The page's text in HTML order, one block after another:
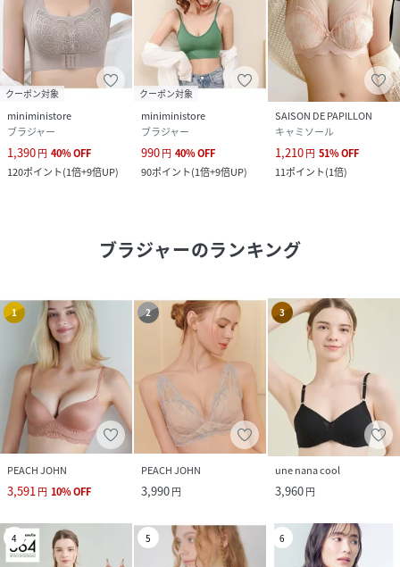
クーポン対象
miniministore
ブラジャー
1,390円 40%OFF
120ポイント(1倍+9倍UP)
クーポン対象
miniministore
ブラジャー
990円 40%OFF
90ポイント(1倍+9倍UP)
SAISON DE PAPILLON
キャミソール
1,210円 51%OFF
11ポイント(1倍)
ブラジャーのランキング
1
PEACH JOHN
3,591円 10%OFF
2
PEACH JOHN
3,990円
3
une nana cool
3,960円
4 5 6